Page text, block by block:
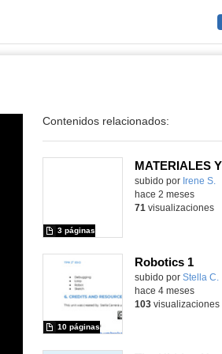
Contenidos relacionados:
Contenido educativo.
subido por Irene S.
3 páginas
hace 2 meses
71 visualizaciones
Robotics 1
Contenido educativo.
subido por Stella C.
10 páginas
hace 4 meses
103visualizaciones